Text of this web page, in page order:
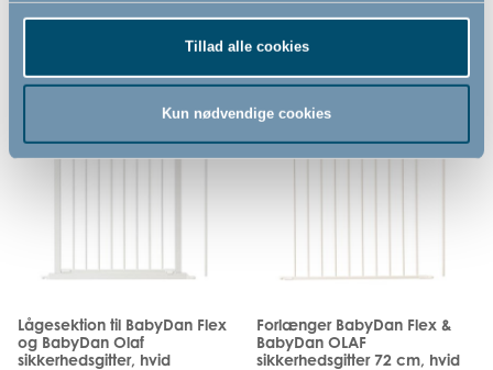
Tillad alle cookies
Kun nødvendige cookies
Relaterede produkter
Lågesektion til BabyDan Flex
og BabyDan Olaf
sikkerhedsgitter, hvid
Forlænger BabyDan Flex &
BabyDan OLAF
sikkerhedsgitter 72 cm, hvid